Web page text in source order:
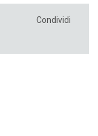
Condividi